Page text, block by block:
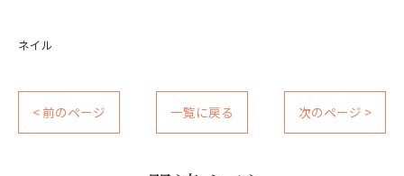
ネイル
< 前のページ 一覧に戻る 次のページ >